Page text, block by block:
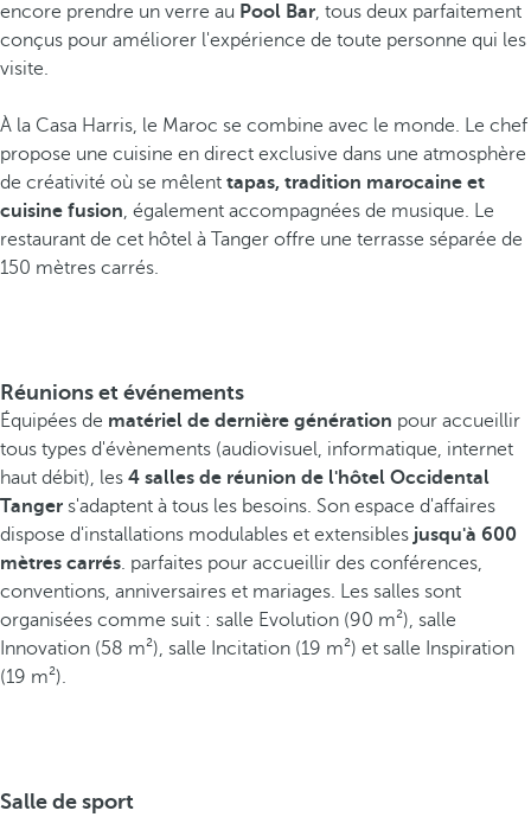
encore prendre un verre au Pool Bar, tous deux parfaitement
conçus pour améliorer l'expérience de toute personne qui les
visite.
À la Casa Harris, le Maroc se combine avec le monde. Le chef
propose une cuisine en direct exclusive dans une atmosphère
de créativité où se mêlent tapas, tradition marocaine et
cuisine fusion, également accompagnées de musique. Le
restaurant de cet hôtel à Tanger offre une terrasse séparée de
150 mètres carrés.
Réunions et événements
Équipées de matériel de dernière génération pour accueillir
tous types d'évènements (audiovisuel, informatique, internet
haut débit), les 4 salles de réunion de l'hôtel Occidental
Tanger s'adaptent à tous les besoins. Son espace d'affaires
dispose d'installations modulables et extensibles jusqu'à 600
mètres carrés. parfaites pour accueillir des conférences,
conventions, anniversaires et mariages. Les salles sont
organisées comme suit : salle Evolution (90 m²), salle
Innovation (58 m²), salle Incitation (19 m²) et salle Inspiration
(19 m²).
Salle de sport